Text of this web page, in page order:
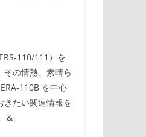
110/111）を
その情熱、素晴ら
110B を中心
きたい関連情報を
&